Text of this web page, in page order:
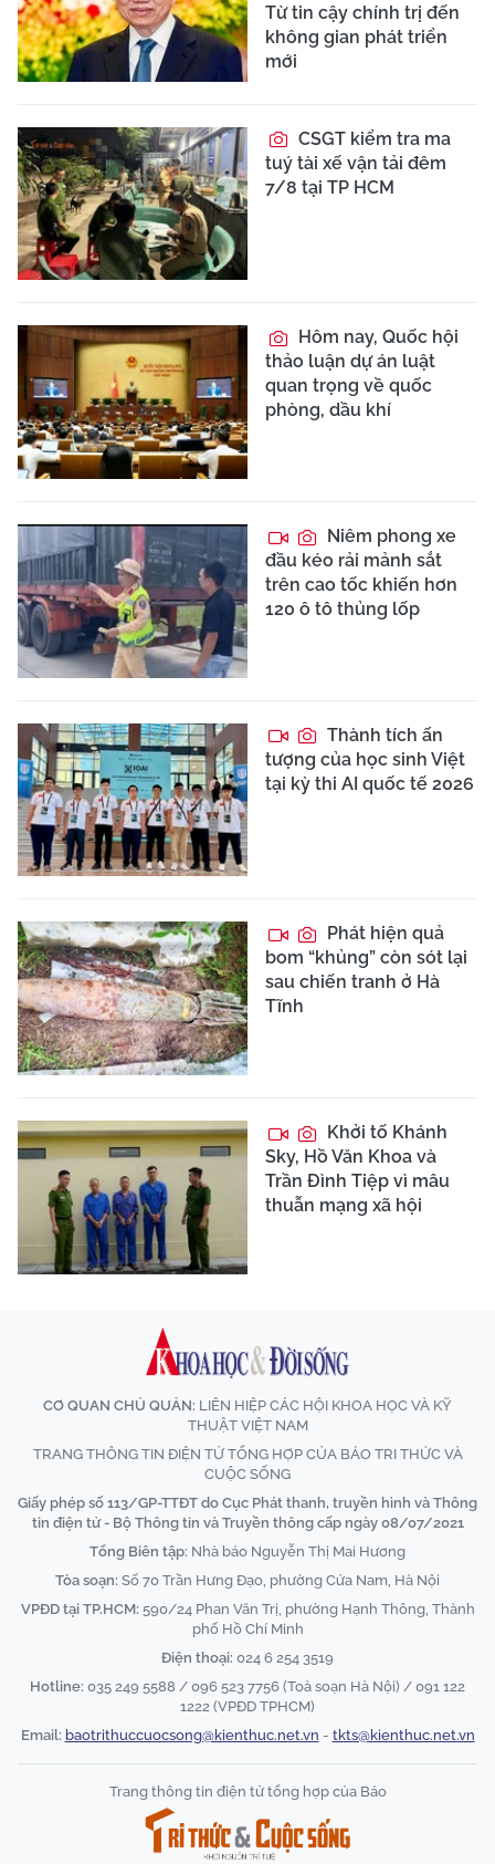
Từ tin cậy chính trị đến
không gian phát triển
mới
CSGT kiểm tra ma
tuý tài xế vận tải đêm
7/8 tại TP HCM
Hôm nay, Quốc hội
thảo luận dự án luật
quan trọng về quốc
phòng, dầu khí
Niêm phong xe
đầu kéo rải mảnh sắt
trên cao tốc khiến hơn
120 ô tô thủng lốp
Thành tích ấn
tượng của học sinh Việt
tại kỳ thi AI quốc tế 2026
Phát hiện quả
bom “khủng” còn sót lại
sau chiến tranh ở Hà
Tĩnh
Khởi tố Khánh
Sky, Hồ Văn Khoa và
Trần Đình Tiệp vì mâu
thuẫn mạng xã hội
CƠ QUAN CHỦ QUẢN: LIÊN HIỆP CÁC HỘI KHOA HỌC VÀ KỸ
THUẬT VIỆT NAM
TRANG THÔNG TIN ĐIỆN TỬ TỔNG HỢP CỦA BÁO TRI THỨC VÀ
CUỘC SỐNG
Giấy phép số 113/GP-TTĐT do Cục Phát thanh, truyền hình và Thông
tin điện tử - Bộ Thông tin và Truyền thông cấp ngày 08/07/2021
Tổng Biên tập: Nhà báo Nguyễn Thị Mai Hương
Tòa soạn: Số 70 Trần Hưng Đạo, phường Cửa Nam, Hà Nội
VPĐD tại TP.HCM: 590/24 Phan Văn Trị, phường Hạnh Thông, Thành
phố Hồ Chí Minh
Điện thoại: 024 6 254 3519
Hotline: 035 249 5588 / 096 523 7756 (Toà soạn Hà Nội) / 091 122
1222 (VPĐD TPHCM)
Email: baotrithuccuocsong@kienthuc.net.vn - tkts@kienthuc.net.vn
Trang thông tin điện tử tổng hợp của Báo